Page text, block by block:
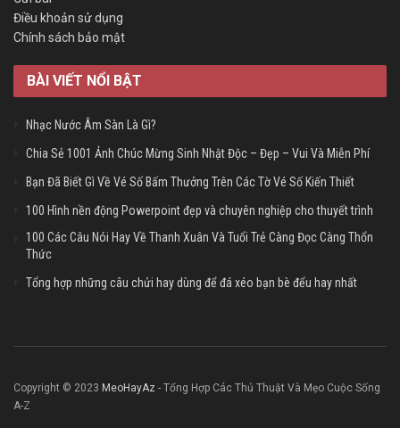
Điều khoản sử dụng
Chính sách bảo mật
BÀI VIẾT NỔI BẬT
Nhạc Nước Âm Sàn Là Gì?
Chia Sẻ 1001 Ảnh Chúc Mừng Sinh Nhật Độc – Đẹp – Vui Và Miễn Phí
Bạn Đã Biết Gì Về Vé Số Bấm Thưởng Trên Các Tờ Vé Số Kiến Thiết
100 Hình nền động Powerpoint đẹp và chuyên nghiệp cho thuyết trình
100 Các Câu Nói Hay Về Thanh Xuân Và Tuổi Trẻ Càng Đọc Càng Thổn
Thức
Tổng hợp những câu chửi hay dùng để đá xéo bạn bè đểu hay nhất
Copyright © 2023 MeoHayAz - Tổng Hợp Các Thủ Thuật Và Mẹo Cuộc Sống
A-Z